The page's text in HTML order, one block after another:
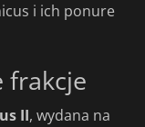
i ich ponure
frakcje
II, wydana na